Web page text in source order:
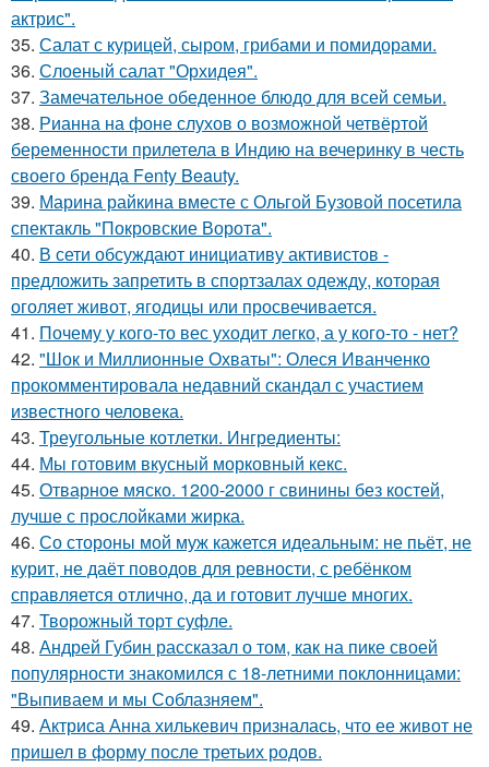
актрис".
35. Салат с курицей, сыром, грибами и помидорами.
36. Слоеный салат "Орхидея".
37. Замечательное обеденное блюдо для всей семьи.
38. Рианна на фоне слухов о возможной четвёртой
беременности прилетела в Индию на вечеринку в честь
своего бренда Fenty Beauty.
39. Марина райкина вместе с Ольгой Бузовой посетила
спектакль "Покровские Ворота".
40. В сети обсуждают инициативу активистов -
предложить запретить в спортзалах одежду, которая
оголяет живот, ягодицы или просвечивается.
41. Почему у кого-то вес уходит легко, а у кого-то - нет?
42. "Шок и Миллионные Охваты": Олеся Иванченко
прокомментировала недавний скандал с участием
известного человека.
43. Треугольные котлетки. Ингредиенты:
44. Мы готовим вкусный морковный кекс.
45. Отварное мяско. 1200-2000 г свинины без костей,
лучше с прослойками жирка.
46. Со стороны мой муж кажется идеальным: не пьёт, не
курит, не даёт поводов для ревности, с ребёнком
справляется отлично, да и готовит лучше многих.
47. Творожный торт суфле.
48. Андрей Губин рассказал о том, как на пике своей
популярности знакомился с 18-летними поклонницами:
"Выпиваем и мы Соблазняем".
49. Актриса Анна хилькевич призналась, что ее живот не
пришел в форму после третьих родов.